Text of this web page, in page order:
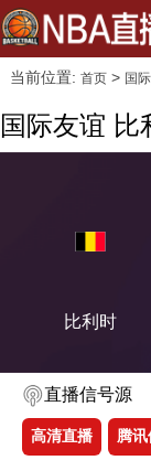
当前位置: 首页> 国
国际友谊 比
比利时
直播信号源
高清直播 腾